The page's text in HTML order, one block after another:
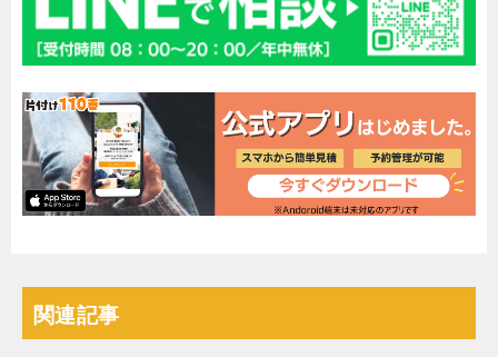
関連記事